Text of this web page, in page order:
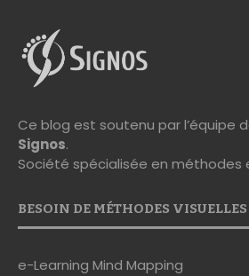
Ce blog est soutenu par l’équipe
Signos.
Société spécialisée en méthodes
BESOIN DE MÉTHODES VISUELLES
e-Learning Mind Mapping